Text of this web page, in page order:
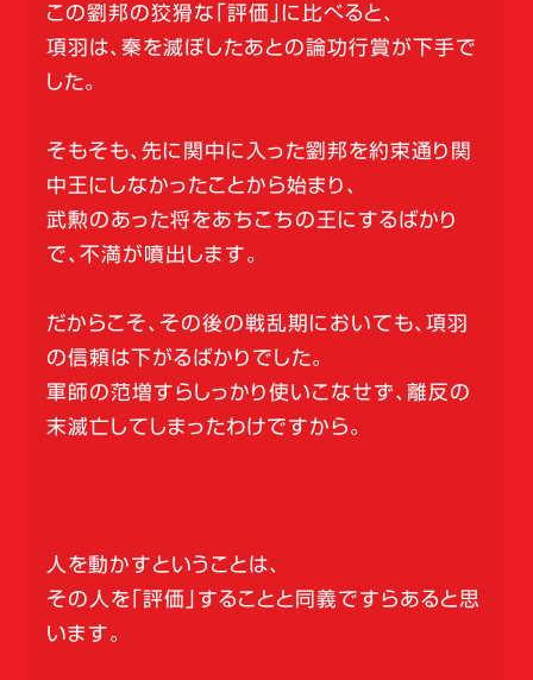
この劉邦の狡猾な「評価」に比べると、
項羽は、秦を滅ぼしたあとの論功行賞が下手で
した。
そもそも、先に関中に入った劉邦を約束通り関
中王にしなかったことから始まり、
武勲のあった将をあちこちの王にするばかり
で、不満が噴出します。
だからこそ、その後の戦乱期においても、項羽
の信頼は下がるばかりでした。
軍師の范増すらしっかり使いこなせず、離反の
末滅亡してしまったわけですから。
人を動かすということは、
その人を「評価」することと同義ですらあると思
います。